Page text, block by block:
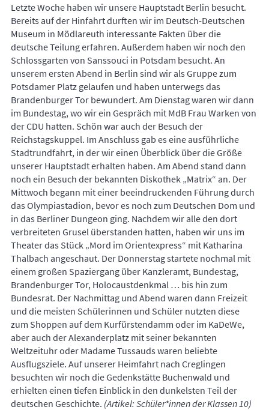
Letzte Woche haben wir unsere Hauptstadt Berlin besucht.
Bereits auf der Hinfahrt durften wir im Deutsch-Deutschen
Museum in Mödlareuth interessante Fakten über die
deutsche Teilung erfahren. Außerdem haben wir noch den
Schlossgarten von Sanssouci in Potsdam besucht. An
unserem ersten Abend in Berlin sind wir als Gruppe zum
Potsdamer Platz gelaufen und haben unterwegs das
Brandenburger Tor bewundert. Am Dienstag waren wir dann
im Bundestag, wo wir ein Gespräch mit MdB Frau Warken von
der CDU hatten. Schön war auch der Besuch der
Reichstagskuppel. Im Anschluss gab es eine ausführliche
Stadtrundfahrt, in der wir einen Überblick über die Größe
unserer Hauptstadt erhalten haben. Am Abend stand dann
noch ein Besuch der bekannten Diskothek „Matrix“ an. Der
Mittwoch begann mit einer beeindruckenden Führung durch
das Olympiastadion, bevor es noch zum Deutschen Dom und
in das Berliner Dungeon ging. Nachdem wir alle den dort
verbreiteten Grusel überstanden hatten, haben wir uns im
Theater das Stück „Mord im Orientexpress“ mit Katharina
Thalbach angeschaut. Der Donnerstag startete nochmal mit
einem großen Spaziergang über Kanzleramt, Bundestag,
Brandenburger Tor, Holocaustdenkmal … bis hin zum
Bundesrat. Der Nachmittag und Abend waren dann Freizeit
und die meisten Schülerinnen und Schüler nutzten diese
zum Shoppen auf dem Kurfürstendamm oder im KaDeWe,
aber auch der Alexanderplatz mit seiner bekannten
Weltzeituhr oder Madame Tussauds waren beliebte
Ausflugsziele. Auf unserer Heimfahrt nach Creglingen
besuchten wir noch die Gedenkstätte Buchenwald und
erhielten einen tiefen Einblick in den dunkelsten Teil der
deutschen Geschichte. (Artikel: Schüler*innen der Klassen 10)